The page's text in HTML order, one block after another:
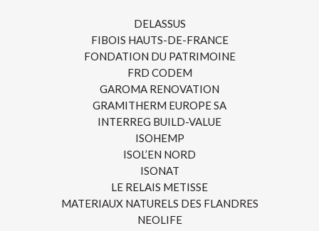
DELASSUS
FIBOIS HAUTS-DE-FRANCE
FONDATION DU PATRIMOINE
FRD CODEM
GAROMA RENOVATION
GRAMITHERM EUROPE SA
INTERREG BUILD-VALUE
ISOHEMP
ISOL’EN NORD
ISONAT
LE RELAIS METISSE
MATERIAUX NATURELS DES FLANDRES
NEOLIFE